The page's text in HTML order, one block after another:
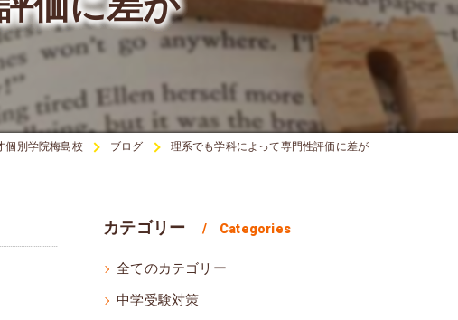
個別学院梅島校 ブログ 理系でも学科によって専門性評価に差が
カテゴリー Categories
全てのカテゴリー
中学受験対策